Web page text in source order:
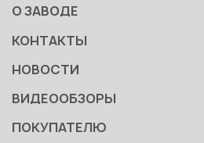
О ЗАВОДЕ
Документы
Качество
Развитие
КОНТАКТЫ
НОВОСТИ
ВИДЕООБЗОРЫ
ПОКУПАТЕЛЮ